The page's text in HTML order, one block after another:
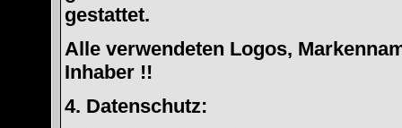
gestattet.
Alle verwendeten Logos,
Inhaber !!
4. Datenschutz: